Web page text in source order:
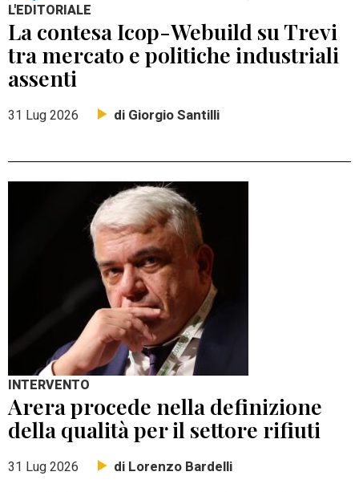
L'EDITORIALE
La contesa Icop-Webuild su Trevi
tra mercato e politiche industriali
assenti
31 Lug 2026 di Giorgio Santilli
INTERVENTO
Arera procede nella definizione
della qualità per il settore rifiuti
31 Lug 2026 di Lorenzo Bardelli